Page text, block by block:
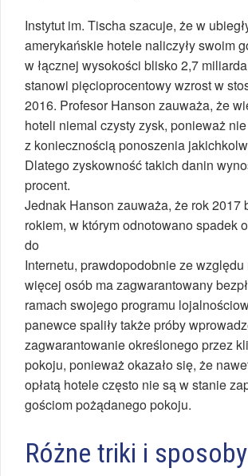
Instytut im. Tischa szacuje, że w
amerykańskie hotele naliczyły swoim
w łącznej wysokości blisko 2,7
stanowi pięcioprocentowy wzrost w
2016. Profesor Hanson zauważa, że
hoteli niemal czysty zysk, ponieważ
z koniecznością ponoszenia
Dlatego zyskowność takich danin
procent.
Jednak Hanson zauważa, że rok 2017
rokiem, w którym odnotowano spadek
do
Internetu, prawdopodobnie ze względu
więcej osób ma zagwarantowany
ramach swojego programu
panewce spaliły także próby
zagwarantowanie określonego przez
pokoju, ponieważ okazało się, że
opłatą hotele często nie są w stanie
gościom pożądanego pokoju.
Różne triki i sposoby